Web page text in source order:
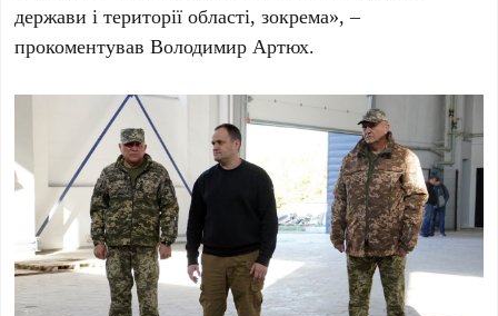
держави і території області, зокрема», –
прокоментував Володимир Артюх.